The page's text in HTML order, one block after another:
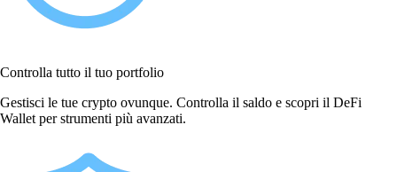
Controlla tutto il tuo portfolio
Gestisci le tue crypto ovunque. Controlla il saldo e scopri il DeFi
Wallet per strumenti più avanzati.